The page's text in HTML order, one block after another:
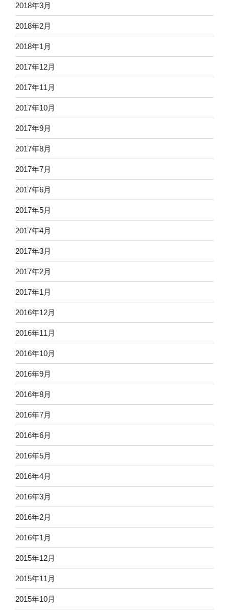
2018年3月
2018年2月
2018年1月
2017年12月
2017年11月
2017年10月
2017年9月
2017年8月
2017年7月
2017年6月
2017年5月
2017年4月
2017年3月
2017年2月
2017年1月
2016年12月
2016年11月
2016年10月
2016年9月
2016年8月
2016年7月
2016年6月
2016年5月
2016年4月
2016年3月
2016年2月
2016年1月
2015年12月
2015年11月
2015年10月